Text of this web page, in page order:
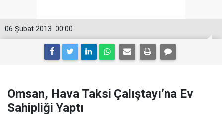
00:00
06 Şubat 2013
Omsan, Hava Taksi Çalıştayı’na Ev
Sahipliği Yaptı